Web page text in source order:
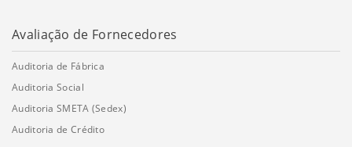
Avaliação de Fornecedores
Auditoria de Fábrica
Auditoria Social
Auditoria SMETA (Sedex)
Auditoria de Crédito